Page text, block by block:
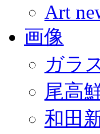
Art
画像
ガラ
尾高
和田